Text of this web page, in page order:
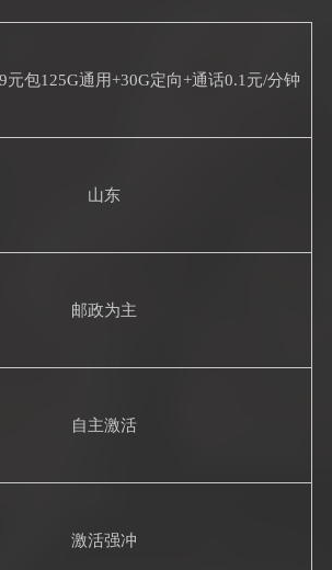
元包125G通用+30G定向+通话0.1元/分钟
山东
邮政为主
自主激活
激活强冲